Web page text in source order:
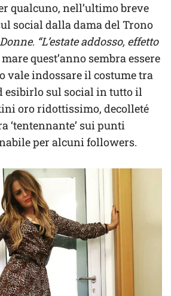
qualcuno, nell’ultimo breve
social dalla dama del Trono
. “L’estate addosso, effetto
quest’anno sembra essere
vale indossare il costume tra
esibirlo sul social in tutto il
oro ridottissimo, decolleté
‘tentennante’ sui punti
per alcuni followers.